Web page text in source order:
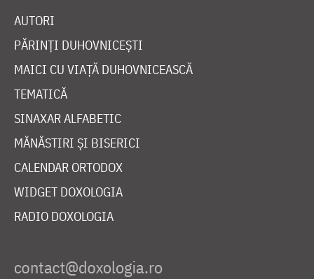
AUTORI
PĂRINȚI DUHOVNICEȘTI
MAICI CU VIAȚĂ DUHOVNICEASCĂ
TEMATICĂ
SINAXAR ALFABETIC
MĂNĂSTIRI ȘI BISERICI
CALENDAR ORTODOX
WIDGET DOXOLOGIA
RADIO DOXOLOGIA